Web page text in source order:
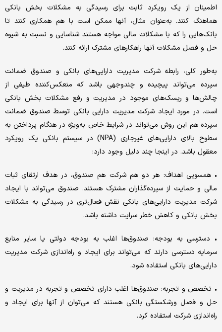
اطمینان از یک رویکرد ثابت برای رسیدگی به مشکلات بخش بانکی
هماهنگ کنند. به‌عنوان مثال، آنها ممکن است با هم همکاری کنند تا
بانک‌هایی را که با مشکلات مالی مواجه هستند شناسایی و نسبت به شیوه
حل و فصل مشکلات آنها راهکارهای مشترک ارائه کنند.
به‌طور کلی، رابطه شرکت مدیریت دارایی‌های بانکی و صندوق ضمانت
سپرده می‌‌‌تواند پیچیده و چندوجهی باشد که منعکس‌‌‌کننده طیفی از
چالش‌‌‌ها و ریسک‌‌‌های موجود در مدیریت و رفع مشکلات بخش بانکی
است. در مورد ایجاد شرکت مدیریت دارایی بانکی توسط صندوق ضمانت
سپرده هم این روش می‌تواند در شرایط خاص به‌ویژه در هنگام پرداختن به
سطوح بالای دارایی‌های غیرجاری (NPA) در سیستم بانکی یک رویکرد
معقول باشد. در اینجا چند دلیل وجود دارد:
• همسویی اهداف: هر دو هم شرکت هم صندوق، در هدف ارتقای ثبات
مالی و حمایت از سپرده‌گذاران مشترک هستند. صندوق می‌تواند با ایجاد
شرکت مدیریت دارایی‌های بانکی نقش فعال‌تری در رسیدگی به مشکلات
بخش بانکی و کاهش خطر سرایت داشته باشد.
• دسترسی به بودجه: صندوق‌ها اغلب به بودجه دولتی یا سایر منابع
سرمایه دسترسی دارند که می‌تواند برای ایجاد و راه‌اندازی شرکت مدیریت
دارایی‌های بانکی استفاده شود.
• تخصص و تجربه: صندوق‌ها اغلب دارای تخصص و تجربه در مدیریت و
حل و فصل ورشکستگی بانکی هستند که می‌توان از آنها برای ایجاد و
راه‌اندازی شرکت استفاده کرد.